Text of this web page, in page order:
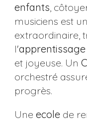
enfants ,
musiciens est
extraordinaire,
l'apprentissage
et joyeuse. Un
orchestré
progrès.
Une ecolede